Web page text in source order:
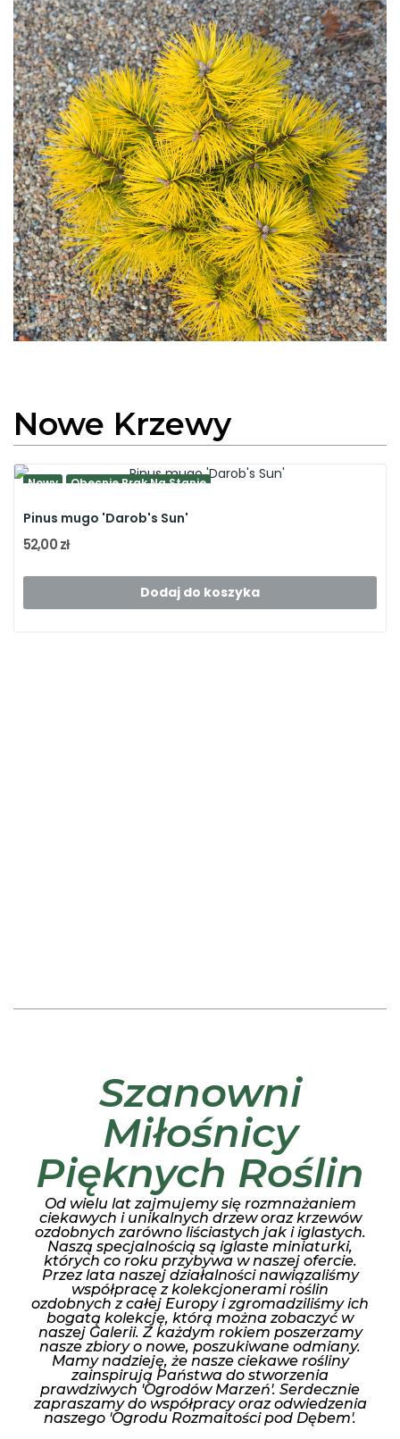
Nowe Krzewy
Nowy Obecnie Brak Na Stanie
Pinus mugo 'Darob's Sun'
52,00 zł
Dodaj do koszyka
Szanowni
Miłośnicy
Pięknych Roślin
Od wielu lat zajmujemy się rozmnażaniem
ciekawych i unikalnych drzew oraz krzewów
ozdobnych zarówno liściastych jak i iglastych.
Naszą specjalnością są iglaste miniaturki,
których co roku przybywa w naszej ofercie.
Przez lata naszej działalności nawiązaliśmy
współpracę z kolekcjonerami roślin
ozdobnych z całej Europy i zgromadziliśmy ich
bogatą kolekcję, którą można zobaczyć w
naszej Galerii. Z każdym rokiem poszerzamy
nasze zbiory o nowe, poszukiwane odmiany.
Mamy nadzieję, że nasze ciekawe rośliny
zainspirują Państwa do stworzenia
prawdziwych 'Ogrodów Marzeń'. Serdecznie
zapraszamy do współpracy oraz odwiedzenia
naszego 'Ogrodu Rozmaitości pod Dębem'.